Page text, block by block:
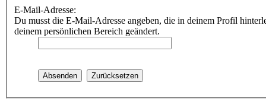
E-Mail-Adresse:
Du musst die E-Mail-Adresse angeben, die in deinem Profil
deinem persönlichen Bereich geändert.